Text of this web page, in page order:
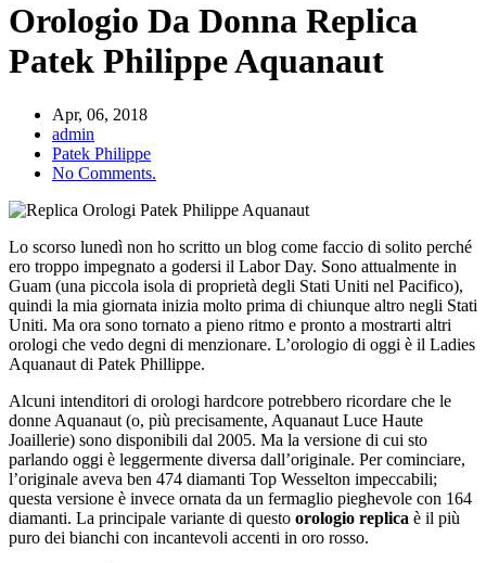
Orologio Da Donna Replica
Patek Philippe Aquanaut
Apr, 06, 2018
admin
Patek Philippe
No Comments.
Lo scorso lunedì non ho scritto un blog come faccio di solito perché
ero troppo impegnato a godersi il Labor Day. Sono attualmente in
Guam (una piccola isola di proprietà degli Stati Uniti nel Pacifico),
quindi la mia giornata inizia molto prima di chiunque altro negli Stati
Uniti. Ma ora sono tornato a pieno ritmo e pronto a mostrarti altri
orologi che vedo degni di menzionare. L’orologio di oggi è il Ladies
Aquanaut di Patek Phillippe.
Alcuni intenditori di orologi hardcore potrebbero ricordare che le
donne Aquanaut (o, più precisamente, Aquanaut Luce Haute
Joaillerie) sono disponibili dal 2005. Ma la versione di cui sto
parlando oggi è leggermente diversa dall’originale. Per cominciare,
l’originale aveva ben 474 diamanti Top Wesselton impeccabili;
questa versione è invece ornata da un fermaglio pieghevole con 164
diamanti. La principale variante di questo orologio replica è il più
puro dei bianchi con incantevoli accenti in oro rosso.